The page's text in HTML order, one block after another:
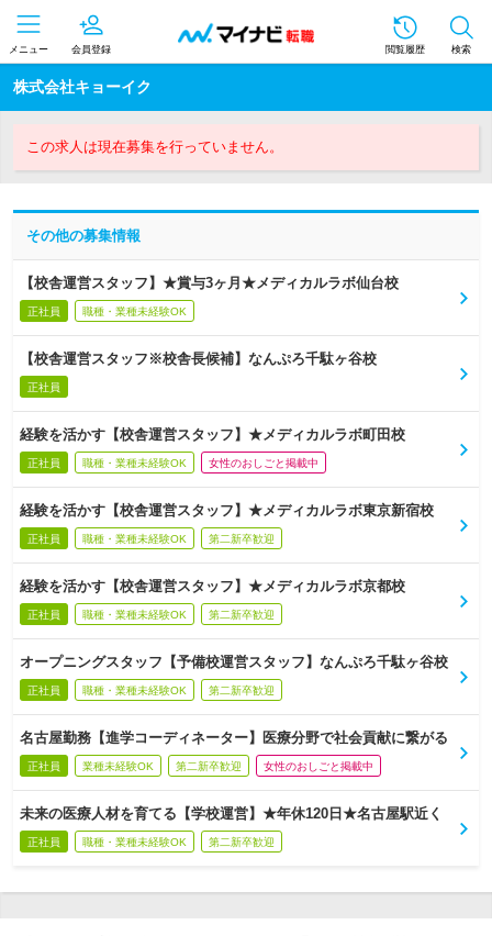
メニュー 会員登録 閲覧履歴 検索
株式会社キョーイク
この求人は現在募集を行っていません。
その他の募集情報
【校舎運営スタッフ】★賞与3ヶ月★メディカルラボ仙台校
正社員 職種・業種未経験OK
【校舎運営スタッフ※校舎長候補】なんぷろ千駄ヶ谷校
正社員
経験を活かす【校舎運営スタッフ】★メディカルラボ町田校
正社員 職種・業種未経験OK 女性のおしごと掲載中
経験を活かす【校舎運営スタッフ】★メディカルラボ東京新宿校
正社員 職種・業種未経験OK 第二新卒歓迎
経験を活かす【校舎運営スタッフ】★メディカルラボ京都校
正社員 職種・業種未経験OK 第二新卒歓迎
オープニングスタッフ【予備校運営スタッフ】なんぷろ千駄ヶ谷校
正社員 職種・業種未経験OK 第二新卒歓迎
名古屋勤務【進学コーディネーター】医療分野で社会貢献に繋がる
正社員 業種未経験OK 第二新卒歓迎 女性のおしごと掲載中
未来の医療人材を育てる【学校運営】★年休120日★名古屋駅近く
正社員 職種・業種未経験OK 第二新卒歓迎